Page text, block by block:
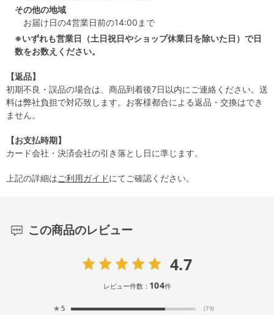
その他の地域
お届け日の4営業日前の14:00まで
※いずれも営業日（土日祝日やショップ休業日を除いた日）で日
数をお数えください。
【返品】
初期不良・誤品の場合は、商品到着後7日以内にご連絡ください。送
料は弊社負担で対応致します。お客様都合による返品・交換はでき
ません。
【お支払時期】
カード会社・決済会社の引き落とし日に準じます。
上記の詳細はご利用ガイドにてご確認ください。
この商品のレビュー
4.7
レビュー件数： 104件
★ 5 (79)